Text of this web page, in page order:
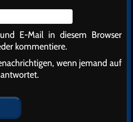
E-Mail in diesem Browser
kommentiere.
wenn jemand auf